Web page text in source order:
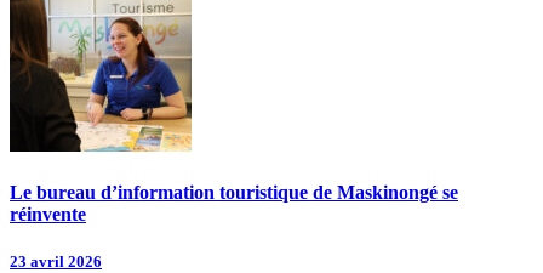
Le bureau d’information touristique de Maskinongé se
réinvente
23 avril 2026